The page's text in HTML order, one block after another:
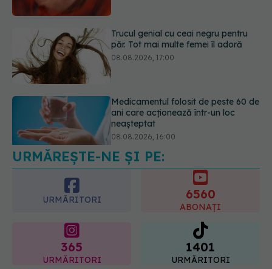
ani care acționează într-un loc
neașteptat
08.08.2026, 16:00
URMĂREȘTE-NE ȘI PE:
URMĂRITORI 6560
ABONAȚI
365
URMĂRITORI
1401
URMĂRITORI